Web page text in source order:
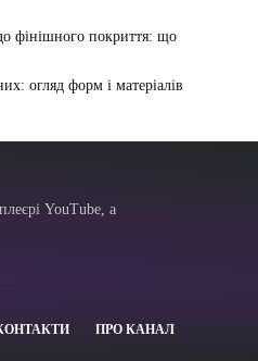
фінішного покриття: що
огляд форм і матеріалів
YouTube, а
ПРО КАНАЛ